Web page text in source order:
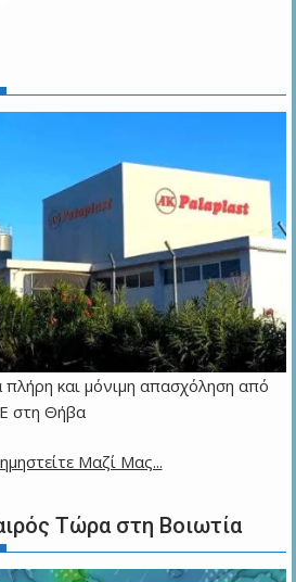
πλήρη και μόνιμη απασχόληση από
στη Θήβα
Τώρα στη Βοιωτία